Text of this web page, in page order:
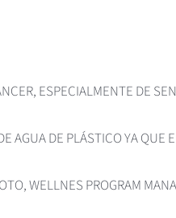
ESPECIALMENTE DE
AGUA DE PLÁSTICO YA
WELLNES PROGRAM